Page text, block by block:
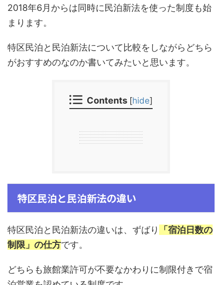
2018年6月からは同時に民泊新法を使った制度も始
まります。
特区民泊と民泊新法について比較をしながらどちら
がおすすめのなのか書いてみたいと思います。
Contents [hide]
特区民泊と民泊新法の違い
特区民泊と民泊新法の違いは、ずばり
「宿泊日数の
制限」の仕方です。
どちらも旅館業許可が不要なかわりに制限付きで宿